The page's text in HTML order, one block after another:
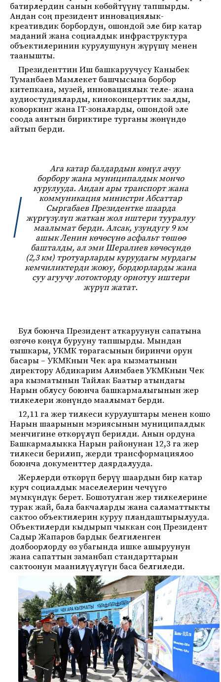
батирлердин санын көбөйтүүнү тапшырды.
Андан соң президент инновациялык-
креативдик борбордун, ошондой эле бир катар
маданий жана социалдык инфраструктура
объектилеринин курулушунун жүрүшү менен
таанышты.
Президенттин Иш башкаруучусу Каныбек
Туманбаев Мамлекет башчысына борбор
китепкана, музей, инновациялык теле- жана
аудиостудияларды, киноконцерттик залды,
коворкинг жана IT-зоналарды, ошондой эле
соода аянтын бириктире турганы жөнүндө
айтып берди.
Ага катар балдардын көңүл ачуу
борбору жана муниципалдык мончо
курулууда. Андан ары транспорт жана
коммуникация министри Абсаттар
Сыргабаев Президентке шаарда
жүргүзүлүп жаткан жол иштери тууралуу
маалымат берди. Алсак, узундугу 9 км
ашык Ленин көчөсүнө асфальт төшөө
башталды, ал эми Шералиев көчөсүндө
(2,3 км) тротуарларды куруудагы мурдагы
кемчиликтерди жоюу, бордюрларды жана
суу агуучу лотокторду орнотуу иштери
жүрүп жатат.
Бул боюнча Президент аткаруунун сапатына
өзгөчө көңүл бурууну тапшырды. Мындан
тышкары, УКМК төрагасынын биринчи орун
басары – УКМКнын Чек ара кызматынын
директору Абдикарим Алимбаев УКМКнын Чек
ара кызматынын Тайлак Баатыр атындагы
Нарын облусу боюнча башкармалыгынын жер
тилкелери жөнүндө маалымат берди.
12,11 га жер тилкеси курулуштары менен кошо
Нарын шаарынын мэриясынын муниципалдык
менчигине өткөрүлүп берилди. Анын ордуна
Башкармалыкка Нарын районунан 12,3 га жер
тилкеси берилип, жерди трансформациялоо
боюнча документтер даярдалууда.
Жерлерди өткөрүп берүү шаардын бир катар
курч социалдык маселелерин чечүүгө
мүмкүндүк берет. Бошотулган жер тилкелерине
турак жай, бала бакчаларды жана саламаттыкты
сактоо объектилерин куруу пландаштырылууда.
Объектилерди кыдырып чыккан соң Президент
Садыр Жапаров бардык белгиленген
долбоорлорду өз убагында ишке ашыруунун
жана сапаттын заманбап стандарттарын
сактоонун маанилүүлүгүн баса белгиледи.